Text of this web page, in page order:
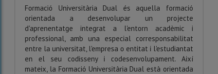
Formació Universitària Dual és aquella formació
orientada a desenvolupar un projecte
d'aprenentatge integrat a l'entorn acadèmic i
professional, amb una especial corresponsabilitat
entre la universitat, l'empresa o entitat i l'estudiantat
en el seu codisseny i codesenvolupament. Així
mateix, la Formació Universitària Dual està orientada